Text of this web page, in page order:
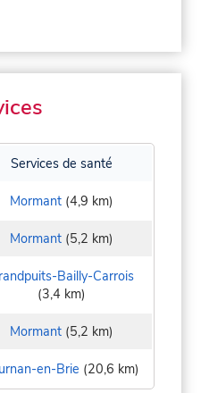
Services de santé
Mormant (4,9 km)
Mormant (5,2 km)
Bailly-Carrois
(3,4 km)
Mormant (5,2 km)
en-Brie (20,6 km)